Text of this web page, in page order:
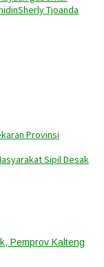
Sherly Tjoanda
Provinsi
Sipil Desak
Pemprov Kalteng